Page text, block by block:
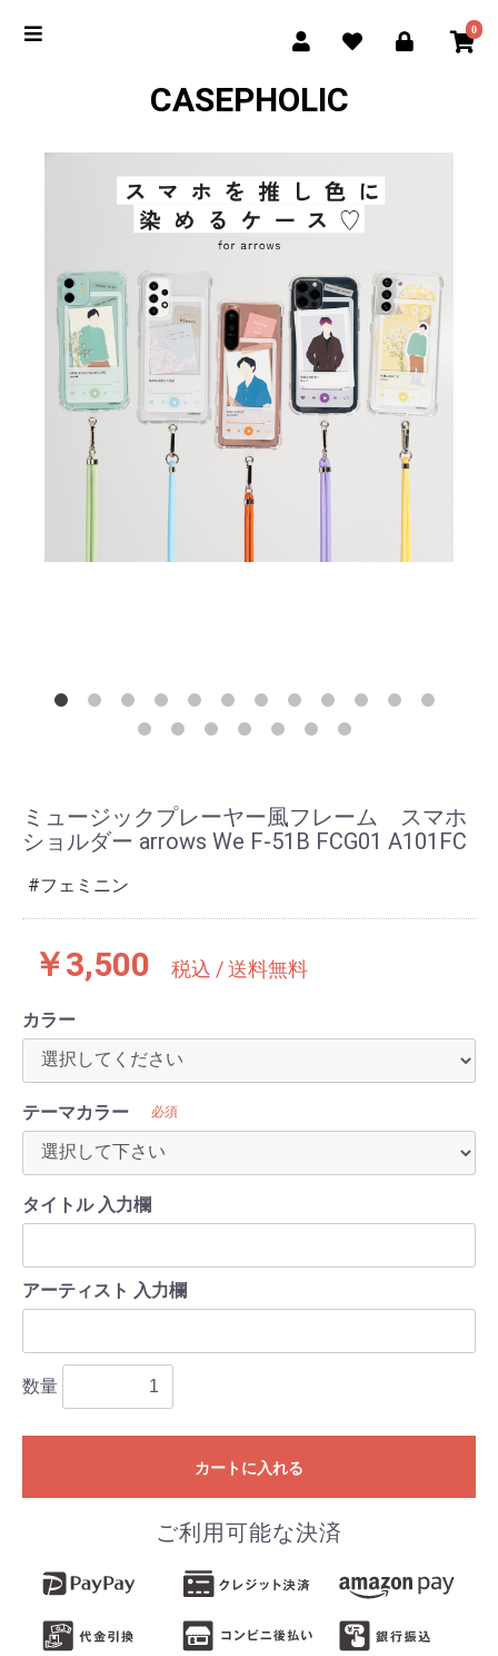
0
CASEPHOLIC
ミュージックプレーヤー風フレーム スマホ
ショルダー arrows We F-51B FCG01 A101FC
フェミニン
￥3,500 税込 / 送料無料
カラー
テーマカラー 必須
タイトル 入力欄
アーティスト 入力欄
数量
カートに入れる
ご利用可能な決済